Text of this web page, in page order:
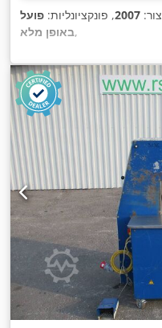
2007, פונקציונליות: פועל
באופן מלא,